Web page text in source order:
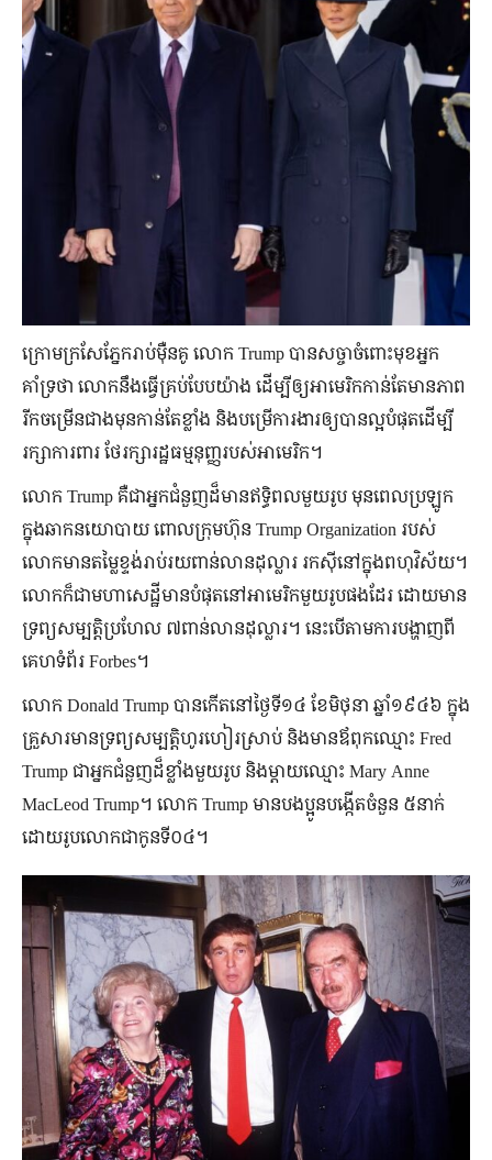
ក្រោមក្រសែភ្នែករាប់ម៉ឺនគូ លោក Trump បានសច្ចាចំពោះមុខអ្នក
គាំទ្រថា លោកនឹងធ្វើគ្រប់បែបយ៉ាង ដើម្បីឲ្យអាមេរិកកាន់តែមានភាព
រីកចម្រើនជាងមុនកាន់តែខ្លាំង និងបម្រើការងារឲ្យបានល្អបំផុតដើម្បី
រក្សាការពារ ថែរក្សារដ្ឋធម្មនុញ្ញរបស់អាមេរិក។
លោក Trump គឺជាអ្នកជំនួញដ៏មានឥទ្ធិពលមួយរូប មុនពេលប្រឡូក
ក្នុងឆាកនយោបាយ ពោលក្រុមហ៊ុន Trump Organization របស់
លោកមានតម្លៃខ្ទង់រាប់រយពាន់លានដុល្លារ រកស៊ីនៅក្នុងពហុវិស័យ។
លោកក៏ជាមហាសេដ្ឋីមានបំផុតនៅអាមេរិកមួយរូបផងដែរ ដោយមាន
ទ្រព្យសម្បត្តិប្រហែល ៧ពាន់លានដុល្លារ។ នេះបើតាមការបង្ហាញពី
គេហទំព័រ Forbes។​
លោក Donald Trump បានកើតនៅថ្ងៃទី១៤ ខែមិថុនា ឆ្នាំ១៩៤៦ ក្នុង
គ្រួសារមានទ្រព្យសម្បត្តិហូរហៀរស្រាប់ និងមានឪពុកឈ្មោះ Fred
Trump ជាអ្នកជំនួញដ៏ខ្លាំងមួយរូប និងម្ដាយឈ្មោះ Mary Anne
MacLeod Trump។ លោក Trump មានបងប្អូនបង្កើតចំនួន ៥នាក់
ដោយរូបលោកជាកូនទី០៤។